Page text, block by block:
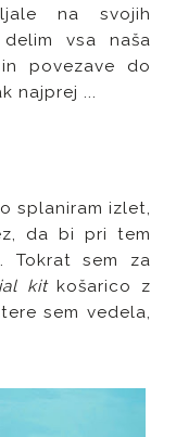
na svojih
vsa naša
povezave do
najprej ...
splaniram izlet,
da bi pri tem
Tokrat sem za
kitkošarico z
sem vedela,